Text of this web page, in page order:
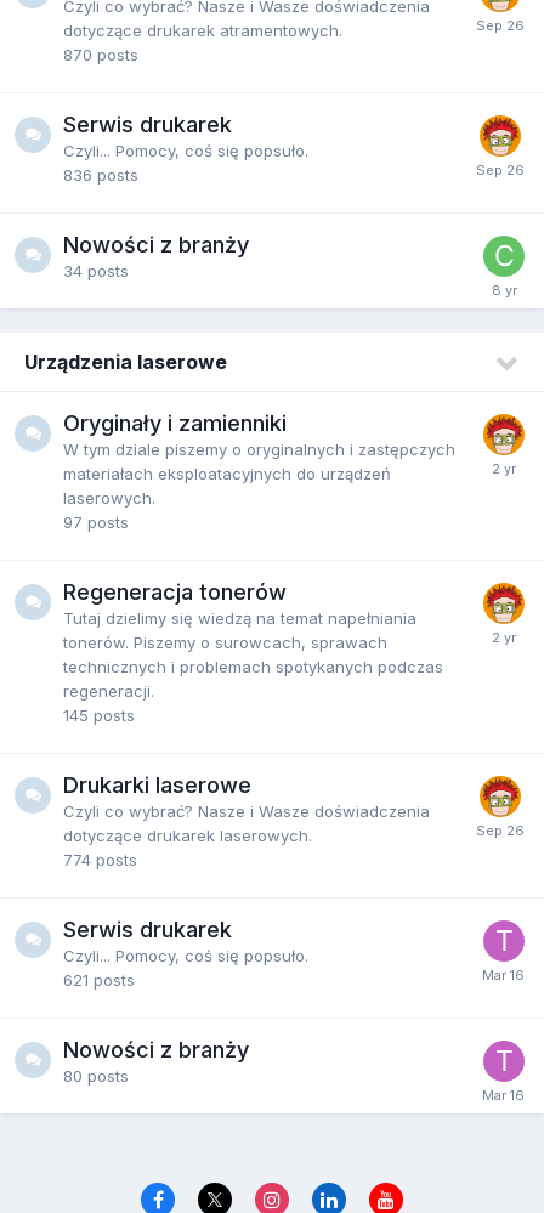
Czyli co wybrać? Nasze i Wasze doświadczenia
dotyczące drukarek atramentowych.
870 posts
Serwis drukarek
Czyli... Pomocy, coś się popsuło.
836 posts
Nowości z branży
34 posts
Urządzenia laserowe
Oryginały i zamienniki
W tym dziale piszemy o oryginalnych i zastępczych
materiałach eksploatacyjnych do urządzeń
laserowych.
97 posts
Regeneracja tonerów
Tutaj dzielimy się wiedzą na temat napełniania
tonerów. Piszemy o surowcach, sprawach
technicznych i problemach spotykanych podczas
regeneracji.
145 posts
Drukarki laserowe
Czyli co wybrać? Nasze i Wasze doświadczenia
dotyczące drukarek laserowych.
774 posts
Serwis drukarek
Czyli... Pomocy, coś się popsuło.
621 posts
Nowości z branży
80 posts